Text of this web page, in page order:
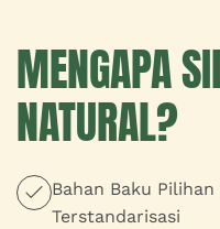
MENGAPA
NATURAL?
Bahan Baku
Terstandarisasi